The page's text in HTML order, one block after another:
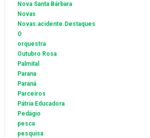
Nova Santa Bárbara
Novas
Novas.acidente.Destaques
O
orquestra
Outubro Rosa
Palmital
Parana
Paraná
Parceiros
Pátria Educadora
Pedágio
pesca
pesquisa